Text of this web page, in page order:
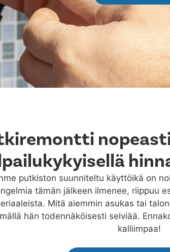
putkiston suunniteltu käyttöikä on
tämän jälkeen ilmenee, riippuu
Mitä aiemmin asukas tai
hän todennäköisesti selviää.
kalliimpaa!